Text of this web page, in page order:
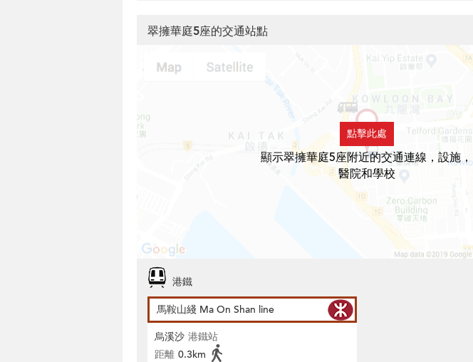
翠擁華庭5座的交通站點
點擊此處
顯示翠擁華庭5座附近的交通連線，設施，
醫院和學校
港鐵
馬鞍山綫 Ma On Shan line
烏溪沙 港鐵站
距離 0.3km